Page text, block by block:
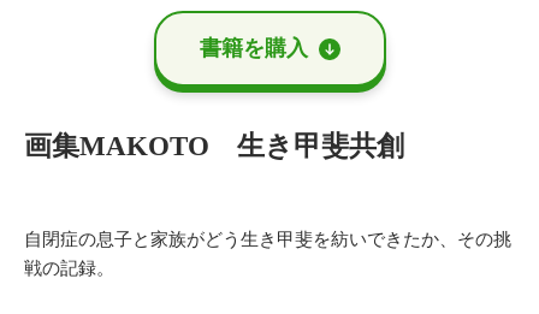
書籍を購⼊
画集MAKOTO 生き甲斐共創
自閉症の息子と家族がどう生き甲斐を紡いできたか、その挑
戦の記録。